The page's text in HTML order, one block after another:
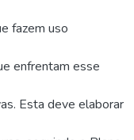
fazem uso
enfrentam esse
Esta deve elaborar